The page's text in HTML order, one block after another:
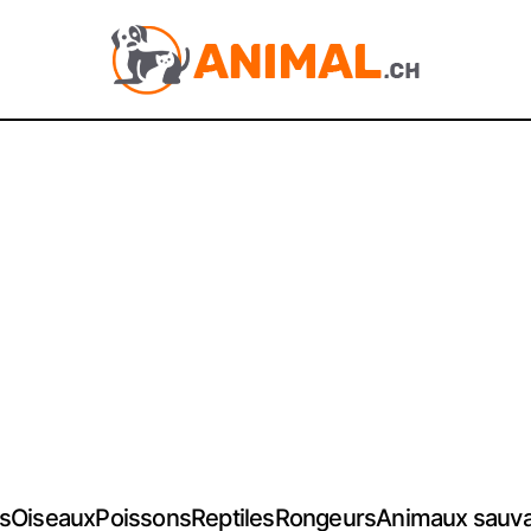
OiseauxPoissonsReptilesRongeursAnimaux